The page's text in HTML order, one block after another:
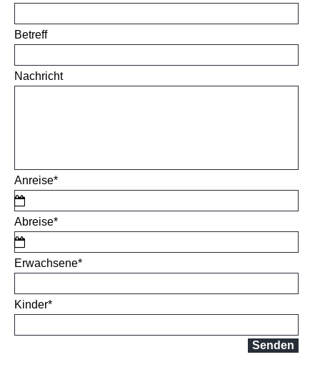
Betreff
Nachricht
Anreise*
Abreise*
Erwachsene*
Kinder*